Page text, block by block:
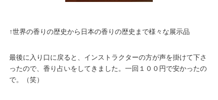
↑世界の香りの歴史から日本の香りの歴史まで様々な展示品
最後に入り口に戻ると、インストラクターの方が声を掛けて下さ
ったので、香り占いをしてきました。一回１００円で安かったの
で。（笑）